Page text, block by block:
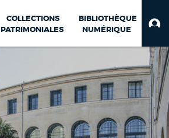
COLLECTIONS
PATRIMONIALES
BIBLIOTHÈQUE
NUMÉRIQUE